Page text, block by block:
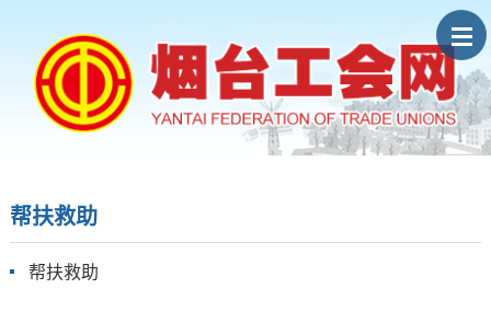
帮扶救助
帮扶救助